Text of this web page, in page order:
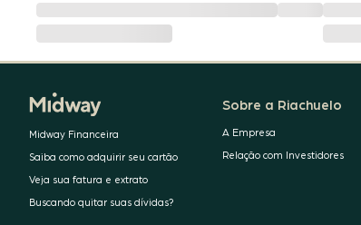
Midway Financeira
Saiba como adquirir seu cartão
Veja sua fatura e extrato
Buscando quitar suas dívidas?
Sobre a Riachuelo
A Empresa
Relação com Investidores